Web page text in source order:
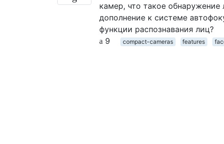
камер, что такое
дополнение к системе
функции распознавания лиц?
9
compact-cameras features